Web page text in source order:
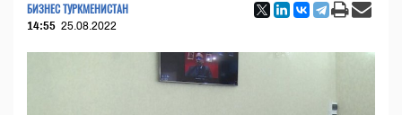
БИЗНЕС ТУРКМЕНИСТАН
14:55 25.08.2022